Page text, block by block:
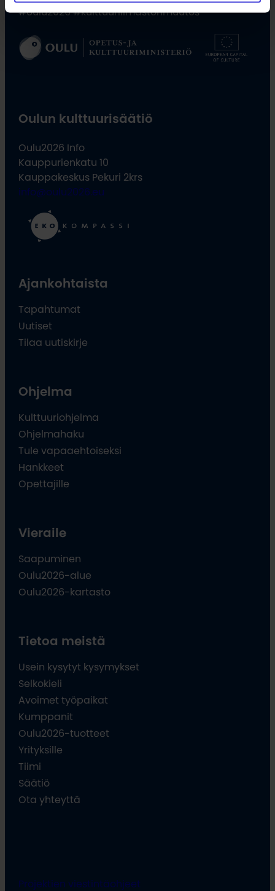
#oulu2026 #kulttuuriilmastonmuutos
Oulun kulttuurisäätiö
Oulu2026 Info
Kauppurienkatu 10
Kauppakeskus Pekuri 2krs
info@oulu2026.eu
Ajankohtaista
Tapahtumat
Uutiset
Tilaa uutiskirje
Ohjelma
Kulttuuriohjelma
Ohjelmahaku
Tule vapaaehtoiseksi
Hankkeet
Opettajille
Vieraile
Saapuminen
Oulu2026-alue
Oulu2026-kartasto
Tietoa meistä
Usein kysytyt kysymykset
Selkokieli
Avoimet työpaikat
Kumppanit
Oulu2026-tuotteet
Yrityksille
Tiimi
Säätiö
Ota yhteyttä
Projektien viestintäohjeet